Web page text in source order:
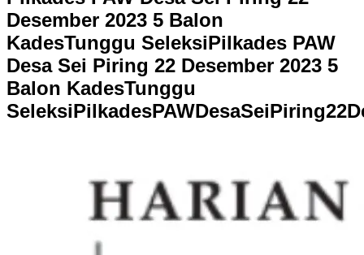
Desember 2023 5 Balon
KadesTunggu SeleksiPilkades PAW
Desa Sei Piring 22 Desember 2023 5
Balon KadesTunggu
SeleksiPilkadesPAWDesaSeiPiring22D